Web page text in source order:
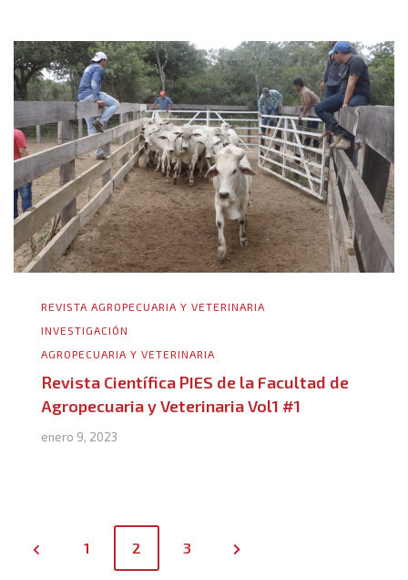
REVISTA AGROPECUARIA Y VETERINARIA
INVESTIGACIÓN
AGROPECUARIA Y VETERINARIA
Revista Científica PIES de la Facultad de
Agropecuaria y Veterinaria Vol1 #1
enero 9, 2023
P
1 2 3